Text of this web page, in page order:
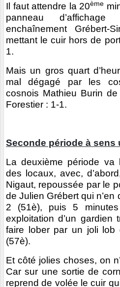
Il faut attendre la 20ème
panneau
enchaînement Grébert-
mettant le cuir hors de
1.
Mais un gros quart
mal dégagé par les
cosnois Mathieu Burin
Forestier : 1-1.
Seconde période à sens
La deuxième période va
des locaux, avec,
Nigaut, repoussée par le
de Julien Grébert qui
2 (51è), puis 5
exploitation d’un
faire lober par un joli lob
(57è).
Et côté jolies choses, on
Car sur une sortie de
reprend de volée le cuir